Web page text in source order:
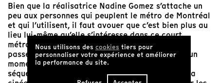
Bien que la réalisatrice Nadine Gomez s’attache un
peu aux personnes qui peuplent le métro de Montréal
et qui l’utilisent, il faut avouer que c’est bien plus au
lieu lui-même qu’elle s’intéresse dans ce court
métrage de 17 minutes. Ici, les gens ne font que
passer, même s’il arrive qu’ils restent statiques un
moment dans le cadre, le temps d’une courte
séquence. Le fait que, dans la première minute, la
Nous utilisons des cookies tiers pour
personnaliser votre expérience et améliorer
la performance du site.